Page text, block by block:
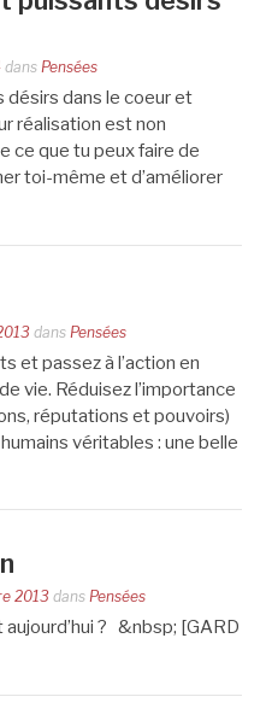
dans Pensées
désirs dans le coeur et
réalisation est non
ce que tu peux faire de
toi-même et d’améliorer
dans Pensées
et passez à l’action en
vie. Réduisez l’importance
réputations et pouvoirs)
véritables : une belle
2013 dans Pensées
? &nbsp; [GARD